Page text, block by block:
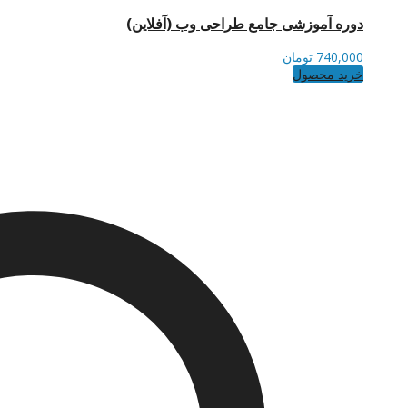
دوره آموزشی جامع طراحی وب (آفلاین)
740,000 تومان
خرید محصول